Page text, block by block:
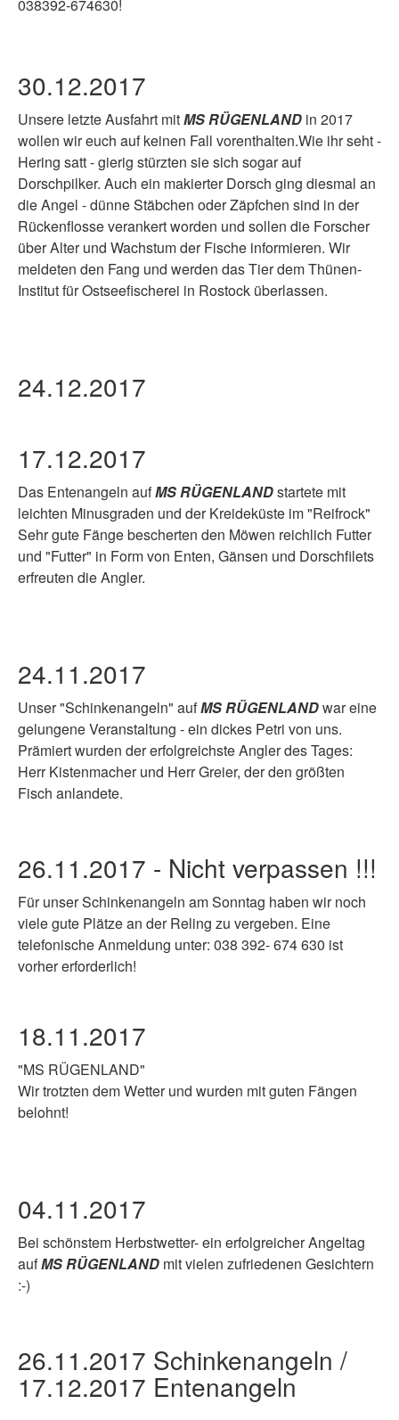
30.12.2017
Unsere letzte Ausfahrt mit MS RÜGENLAND in 2017
wollen wir euch auf keinen Fall vorenthalten.Wie ihr seht
Hering satt - gierig stürzten sie sich sogar auf
Dorschpilker. Auch ein makierter Dorsch ging diesmal an
die Angel - dünne Stäbchen oder Zäpfchen sind in der
Rückenflosse verankert worden und sollen die Forscher
über Alter und Wachstum der Fische informieren. Wir
meldeten den Fang und werden das Tier dem Thünen-
Institut für Ostseefischerei in Rostock überlassen.
24.12.2017
17.12.2017
Das Entenangeln aufMS RÜGENLANDstartete mit
leichten Minusgraden und der Kreideküste im "Reifrock"
Sehr gute Fänge bescherten den Möwen reichlich Futter
und "Futter" in Form von Enten, Gänsen und Dorschfilets
erfreuten die Angler.
24.11.2017
Unser "Schinkenangeln" aufMS RÜGENLANDwar eine
gelungene Veranstaltung - ein dickes Petri von uns.
Prämiert wurden der erfolgreichste Angler des Tages:
Herr Kistenmacher und Herr Greier, der den größten
Fisch anlandete.
26.11.2017 - Nicht verpassen !!!
Für unser Schinkenangeln am Sonntag haben wir noch
viele gute Plätze an der Reling zu vergeben. Eine
telefonische Anmeldung unter: 038 392- 674 630 ist
vorher erforderlich!
18.11.2017
"MS RÜGENLAND"
Wir trotzten dem Wetter und wurden mit guten Fängen
belohnt!
04.11.2017
Bei schönstem Herbstwetter- ein erfolgreicher Angeltag
aufMS RÜGENLAND mit vielen zufriedenen Gesichtern
:-)
26.11.2017 Schinkenangeln /
17.12.2017 Entenangeln